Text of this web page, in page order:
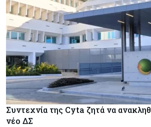
Συντεχνία της Cyta ζητά να
νέο ΔΣ